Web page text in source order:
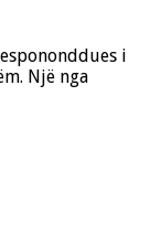
i
Një nga